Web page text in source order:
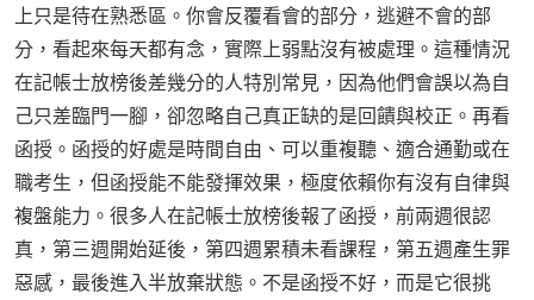
上只是待在熟悉區。你會反覆看會的部分，逃避不會的部
分，看起來每天都有念，實際上弱點沒有被處理。這種情況
在記帳士放榜後差幾分的人特別常見，因為他們會誤以為自
己只差臨門一腳，卻忽略自己真正缺的是回饋與校正。再看
函授。函授的好處是時間自由、可以重複聽、適合通勤或在
職考生，但函授能不能發揮效果，極度依賴你有沒有自律與
複盤能力。很多人在記帳士放榜後報了函授，前兩週很認
真，第三週開始延後，第四週累積未看課程，第五週產生罪
惡感，最後進入半放棄狀態。不是函授不好，而是它很挑